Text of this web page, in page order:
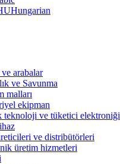
Hungarian
ve arabalar
ve Savunma
malları
ekipman
teknoloji ve tüketici elektroniği
ve distribütörleri
üretim hizmetleri